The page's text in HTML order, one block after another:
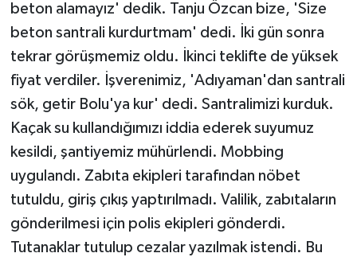
beton alamayız' dedik. Tanju Özcan bize, 'Size
beton santrali kurdurtmam' dedi. İki gün sonra
tekrar görüşmemiz oldu. İkinci teklifte de yüksek
fiyat verdiler. İşverenimiz, 'Adıyaman'dan santrali
sök, getir Bolu'ya kur' dedi. Santralimizi kurduk.
Kaçak su kullandığımızı iddia ederek suyumuz
kesildi, şantiyemiz mühürlendi. Mobbing
uygulandı. Zabıta ekipleri tarafından nöbet
tutuldu, giriş çıkış yaptırılmadı. Valilik, zabıtaların
gönderilmesi için polis ekipleri gönderdi.
Tutanaklar tutulup cezalar yazılmak istendi. Bu